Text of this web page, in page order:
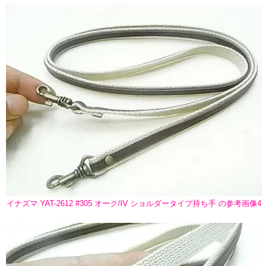
イナズマ YAT-2612 #305 オーク/IV ショルダータイプ持ち手 の参考画像4